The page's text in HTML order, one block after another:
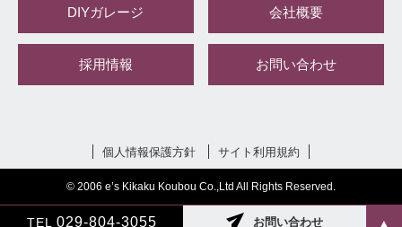
TEL 029-804-3055 お問い合わせ ▲
DIYガレージ 会社概要
採用情報 お問い合わせ
個人情報保護方針 サイト利用規約
© 2006 e’s Kikaku Koubou Co.,Ltd All Rights Reserved.